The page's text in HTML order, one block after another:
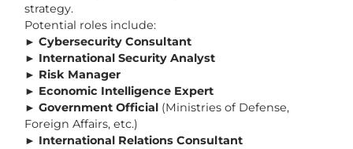
strategy.
Potential roles include:
► Cybersecurity Consultant
► International Security Analyst
► Risk Manager
► Economic Intelligence Expert
► Government Official (Ministries of Defense,
Foreign Affairs, etc.)
► International Relations Consultant